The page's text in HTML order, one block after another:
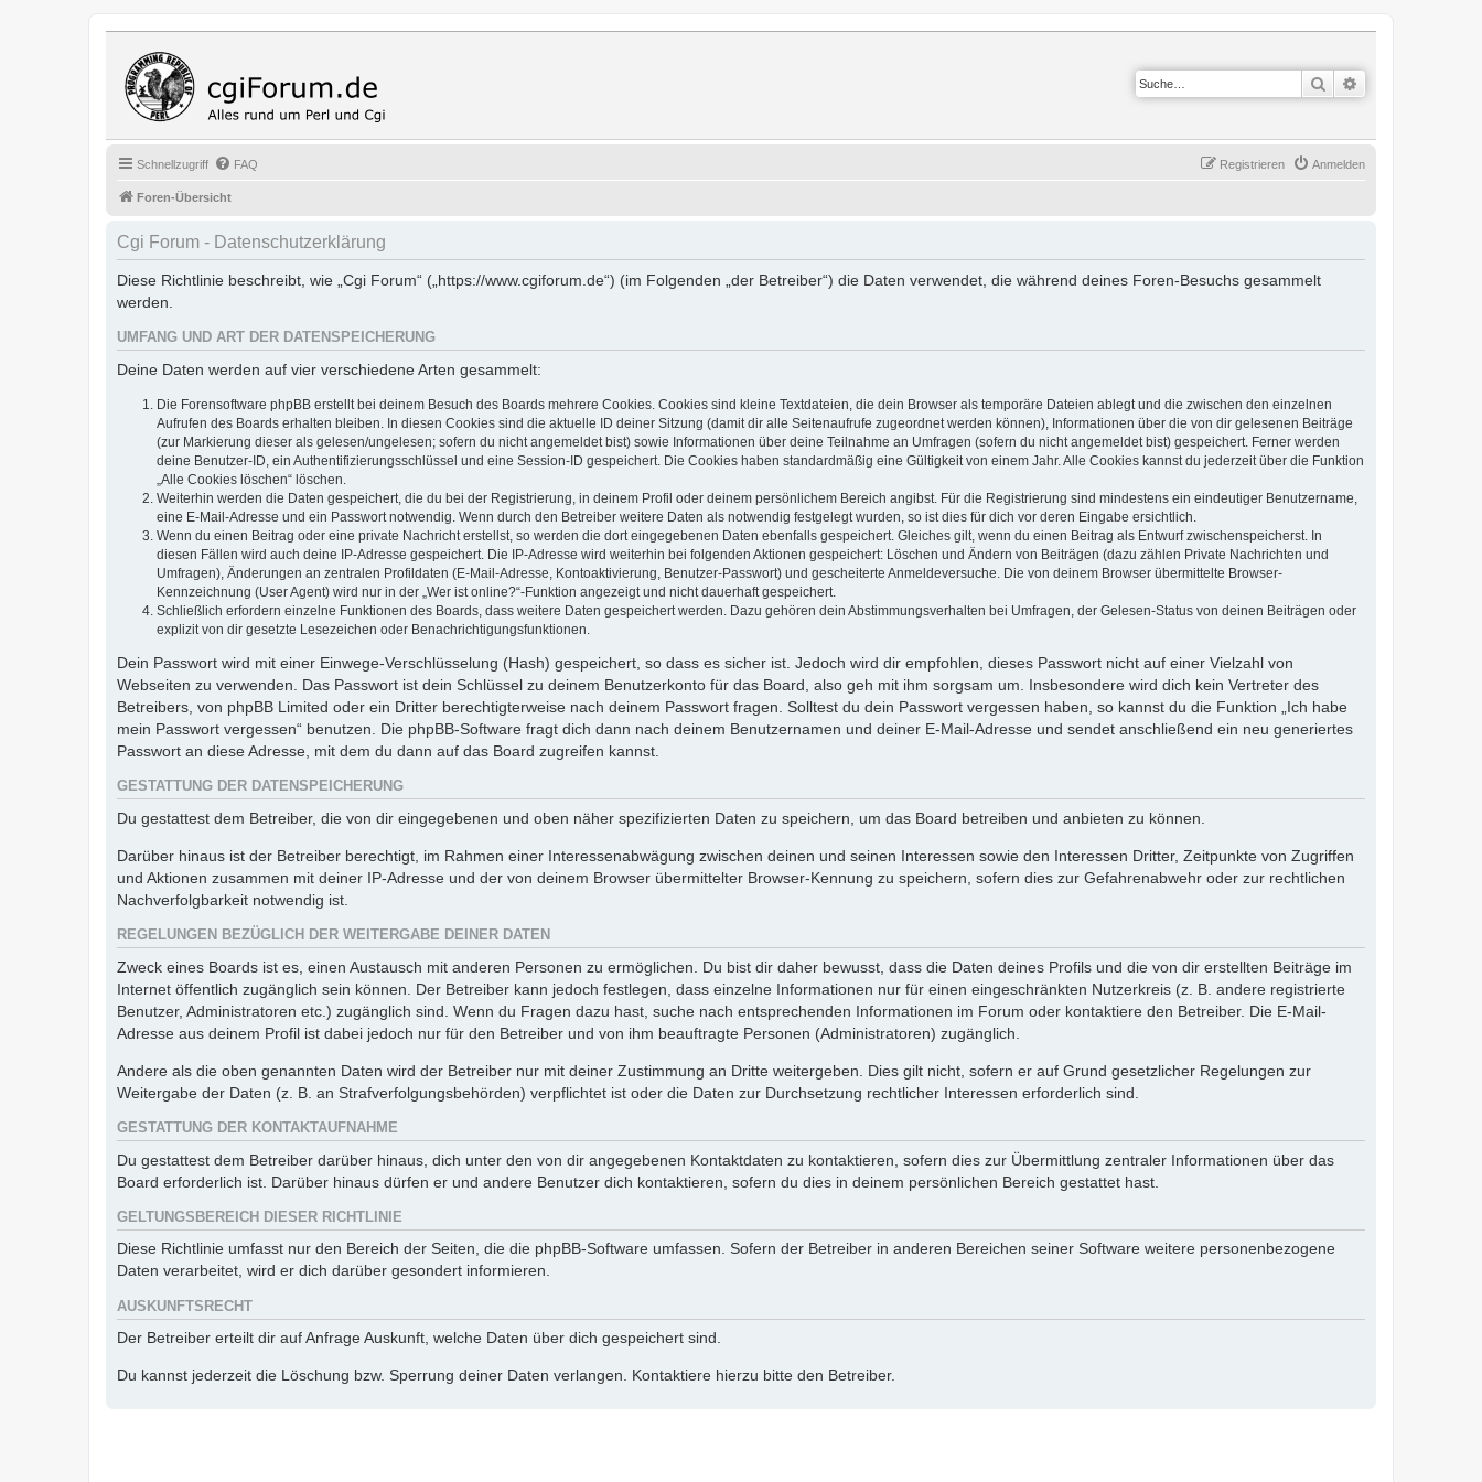
Suche
Schnellzugriff FAQ Anmelden
Registrieren
Foren-Übersicht
Cgi Forum - Datenschutzerklärung
Diese Richtlinie beschreibt, wie „Cgi Forum“ („https://www.cgiforum.de“) (im Folgenden „der Betreiber“) die Daten verwendet, die während deines Foren-Besuchs gesammelt
werden.
UMFANG UND ART DER DATENSPEICHERUNG
Deine Daten werden auf vier verschiedene Arten gesammelt:
Die Forensoftware phpBB erstellt bei deinem Besuch des Boards mehrere Cookies. Cookies sind kleine Textdateien, die dein Browser als temporäre Dateien ablegt und die zwischen den einzelnen
Aufrufen des Boards erhalten bleiben. In diesen Cookies sind die aktuelle ID deiner Sitzung (damit dir alle Seitenaufrufe zugeordnet werden können), Informationen über die von dir gelesenen Beiträge
(zur Markierung dieser als gelesen/ungelesen; sofern du nicht angemeldet bist) sowie Informationen über deine Teilnahme an Umfragen (sofern du nicht angemeldet bist) gespeichert. Ferner werden
deine Benutzer-ID, ein Authentifizierungsschlüssel und eine Session-ID gespeichert. Die Cookies haben standardmäßig eine Gültigkeit von einem Jahr. Alle Cookies kannst du jederzeit über die Funktion
„Alle Cookies löschen“ löschen.
Weiterhin werden die Daten gespeichert, die du bei der Registrierung, in deinem Profil oder deinem persönlichem Bereich angibst. Für die Registrierung sind mindestens ein eindeutiger Benutzername,
eine E-Mail-Adresse und ein Passwort notwendig. Wenn durch den Betreiber weitere Daten als notwendig festgelegt wurden, so ist dies für dich vor deren Eingabe ersichtlich.
Wenn du einen Beitrag oder eine private Nachricht erstellst, so werden die dort eingegebenen Daten ebenfalls gespeichert. Gleiches gilt, wenn du einen Beitrag als Entwurf zwischenspeicherst. In
diesen Fällen wird auch deine IP-Adresse gespeichert. Die IP-Adresse wird weiterhin bei folgenden Aktionen gespeichert: Löschen und Ändern von Beiträgen (dazu zählen Private Nachrichten und
Umfragen), Änderungen an zentralen Profildaten (E-Mail-Adresse, Kontoaktivierung, Benutzer-Passwort) und gescheiterte Anmeldeversuche. Die von deinem Browser übermittelte Browser-
Kennzeichnung (User Agent) wird nur in der „Wer ist online?“-Funktion angezeigt und nicht dauerhaft gespeichert.
Schließlich erfordern einzelne Funktionen des Boards, dass weitere Daten gespeichert werden. Dazu gehören dein Abstimmungsverhalten bei Umfragen, der Gelesen-Status von deinen Beiträgen oder
explizit von dir gesetzte Lesezeichen oder Benachrichtigungsfunktionen.
Dein Passwort wird mit einer Einwege-Verschlüsselung (Hash) gespeichert, so dass es sicher ist. Jedoch wird dir empfohlen, dieses Passwort nicht auf einer Vielzahl von
Webseiten zu verwenden. Das Passwort ist dein Schlüssel zu deinem Benutzerkonto für das Board, also geh mit ihm sorgsam um. Insbesondere wird dich kein Vertreter des
Betreibers, von phpBB Limited oder ein Dritter berechtigterweise nach deinem Passwort fragen. Solltest du dein Passwort vergessen haben, so kannst du die Funktion „Ich habe
mein Passwort vergessen“ benutzen. Die phpBB-Software fragt dich dann nach deinem Benutzernamen und deiner E-Mail-Adresse und sendet anschließend ein neu generiertes
Passwort an diese Adresse, mit dem du dann auf das Board zugreifen kannst.
GESTATTUNG DER DATENSPEICHERUNG
Du gestattest dem Betreiber, die von dir eingegebenen und oben näher spezifizierten Daten zu speichern, um das Board betreiben und anbieten zu können.
Darüber hinaus ist der Betreiber berechtigt, im Rahmen einer Interessenabwägung zwischen deinen und seinen Interessen sowie den Interessen Dritter, Zeitpunkte von Zugriffen
und Aktionen zusammen mit deiner IP-Adresse und der von deinem Browser übermittelter Browser-Kennung zu speichern, sofern dies zur Gefahrenabwehr oder zur rechtlichen
Nachverfolgbarkeit notwendig ist.
REGELUNGEN BEZÜGLICH DER WEITERGABE DEINER DATEN
Zweck eines Boards ist es, einen Austausch mit anderen Personen zu ermöglichen. Du bist dir daher bewusst, dass die Daten deines Profils und die von dir erstellten Beiträge im
Internet öffentlich zugänglich sein können. Der Betreiber kann jedoch festlegen, dass einzelne Informationen nur für einen eingeschränkten Nutzerkreis (z. B. andere registrierte
Benutzer, Administratoren etc.) zugänglich sind. Wenn du Fragen dazu hast, suche nach entsprechenden Informationen im Forum oder kontaktiere den Betreiber. Die E-Mail-
Adresse aus deinem Profil ist dabei jedoch nur für den Betreiber und von ihm beauftragte Personen (Administratoren) zugänglich.
Andere als die oben genannten Daten wird der Betreiber nur mit deiner Zustimmung an Dritte weitergeben. Dies gilt nicht, sofern er auf Grund gesetzlicher Regelungen zur
Weitergabe der Daten (z. B. an Strafverfolgungsbehörden) verpflichtet ist oder die Daten zur Durchsetzung rechtlicher Interessen erforderlich sind.
GESTATTUNG DER KONTAKTAUFNAHME
Du gestattest dem Betreiber darüber hinaus, dich unter den von dir angegebenen Kontaktdaten zu kontaktieren, sofern dies zur Übermittlung zentraler Informationen über das
Board erforderlich ist. Darüber hinaus dürfen er und andere Benutzer dich kontaktieren, sofern du dies in deinem persönlichen Bereich gestattet hast.
GELTUNGSBEREICH DIESER RICHTLINIE
Diese Richtlinie umfasst nur den Bereich der Seiten, die die phpBB-Software umfassen. Sofern der Betreiber in anderen Bereichen seiner Software weitere personenbezogene
Daten verarbeitet, wird er dich darüber gesondert informieren.
AUSKUNFTSRECHT
Der Betreiber erteilt dir auf Anfrage Auskunft, welche Daten über dich gespeichert sind.
Du kannst jederzeit die Löschung bzw. Sperrung deiner Daten verlangen. Kontaktiere hierzu bitte den Betreiber.